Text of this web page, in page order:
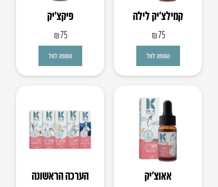
קמילצ’יק לילה
₪75
הוספה לסל
פיקצ’יק
₪75
הוספה לסל
אאוצ’יק הערכה הראשונה